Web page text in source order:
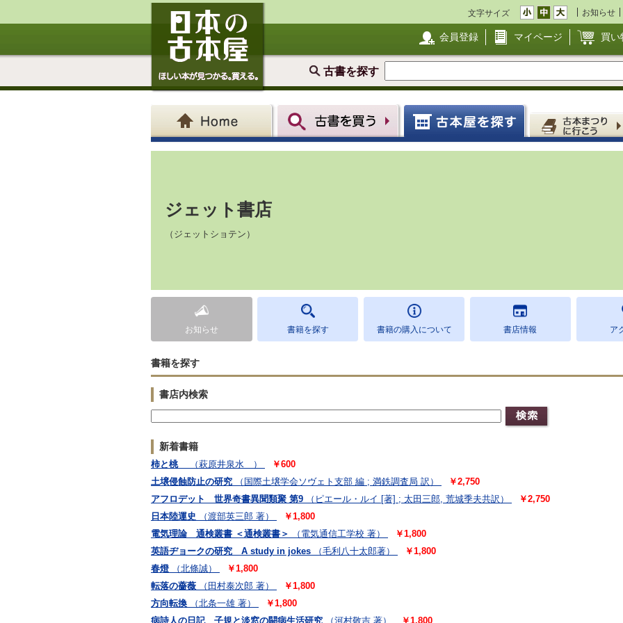
文字サイズ お知らせ
会員登録 マイページ 買い
古書を探す
ジェット書店
（ジェットショテン）
お知らせ 書籍を探す 書籍の購入について 書店情報 ア
書籍を探す
書店内検索
新着書籍
柿と桃 （萩原井泉水 ）
￥600
土壌侵蝕防止の研究
（国際土壌学会ソヴェト支部 編 ; 満鉄調査局 訳）
￥2,750
アフロデット 世界奇書異聞類聚 第9
（ピエール・ルイ [著] ; 太田三郎, 荒城季夫共訳）
￥2,750
日本陸運史
（渡部英三郎 著）
￥1,800
電気理論 通検叢書 ＜通検叢書＞
（電気通信工学校 著）
￥1,800
英語ヂョークの研究 A study in jokes
（毛利八十太郎著）
￥1,800
春燈
（北條誠）
￥1,800
転落の薔薇
（田村泰次郎 著）
￥1,800
方向転換
（北条一雄 著）
￥1,800
病詩人の日記 子規と淡窓の闘病生活研究
（河村敬吉 著） ￥1,800